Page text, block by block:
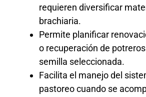
requieren diversificar
brachiaria.
Permite planificar
o recuperación de
semilla seleccionada.
Facilita el manejo del
pastoreo cuando se